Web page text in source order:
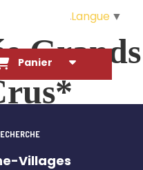
Grands
l'eût cru...
Panier
Villages
Langue ▼